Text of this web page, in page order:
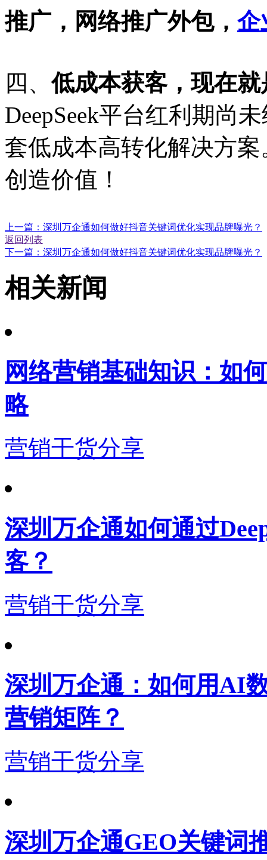
推广，网络推广外包， 企
四、低成本获客，现在
DeepSeek平台红利期尚
套低成本高转化解决方
创造价值！
上一篇：深圳万企通如何做好抖音关键词优化实现品牌曝光？
返回列表
下一篇：深圳万企通如何做好抖音关键词优化实现品牌曝光？
相关新闻
网络营销基础知识：如
略
营销干货分享
深圳万企通如何通过
客？
营销干货分享
深圳万企通：如何用AI
营销矩阵？
营销干货分享
深圳万企通GEO关键词